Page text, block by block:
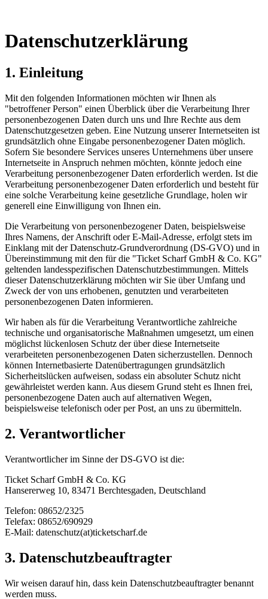
Datenschutzerklärung
1. Einleitung
Mit den folgenden Informationen möchten wir Ihnen als
"betroffener Person" einen Überblick über die Verarbeitung Ihrer
personenbezogenen Daten durch uns und Ihre Rechte aus dem
Datenschutzgesetzen geben. Eine Nutzung unserer Internetseiten ist
grundsätzlich ohne Eingabe personenbezogener Daten möglich.
Sofern Sie besondere Services unseres Unternehmens über unsere
Internetseite in Anspruch nehmen möchten, könnte jedoch eine
Verarbeitung personenbezogener Daten erforderlich werden. Ist die
Verarbeitung personenbezogener Daten erforderlich und besteht für
eine solche Verarbeitung keine gesetzliche Grundlage, holen wir
generell eine Einwilligung von Ihnen ein.
Die Verarbeitung von personenbezogener Daten, beispielsweise
Ihres Namens, der Anschrift oder E-Mail-Adresse, erfolgt stets im
Einklang mit der Datenschutz-Grundverordnung (DS-GVO) und in
Übereinstimmung mit den für die "Ticket Scharf GmbH & Co. KG"
geltenden landesspezifischen Datenschutzbestimmungen. Mittels
dieser Datenschutzerklärung möchten wir Sie über Umfang und
Zweck der von uns erhobenen, genutzten und verarbeiteten
personenbezogenen Daten informieren.
Wir haben als für die Verarbeitung Verantwortliche zahlreiche
technische und organisatorische Maßnahmen umgesetzt, um einen
möglichst lückenlosen Schutz der über diese Internetseite
verarbeiteten personenbezogenen Daten sicherzustellen. Dennoch
können Internetbasierte Datenübertragungen grundsätzlich
Sicherheitslücken aufweisen, sodass ein absoluter Schutz nicht
gewährleistet werden kann. Aus diesem Grund steht es Ihnen frei,
personenbezogene Daten auch auf alternativen Wegen,
beispielsweise telefonisch oder per Post, an uns zu übermitteln.
2. Verantwortlicher
Verantwortlicher im Sinne der DS-GVO ist die:
Ticket Scharf GmbH & Co. KG
Hansererweg 10, 83471 Berchtesgaden, Deutschland
Telefon: 08652/2325
Telefax: 08652/690929
E-Mail: datenschutz(at)ticketscharf.de
3. Datenschutzbeauftragter
Wir weisen darauf hin, dass kein Datenschutzbeauftragter benannt
werden muss.